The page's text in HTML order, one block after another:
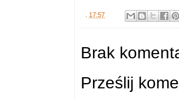
. 17:57
Brak
Prześlij